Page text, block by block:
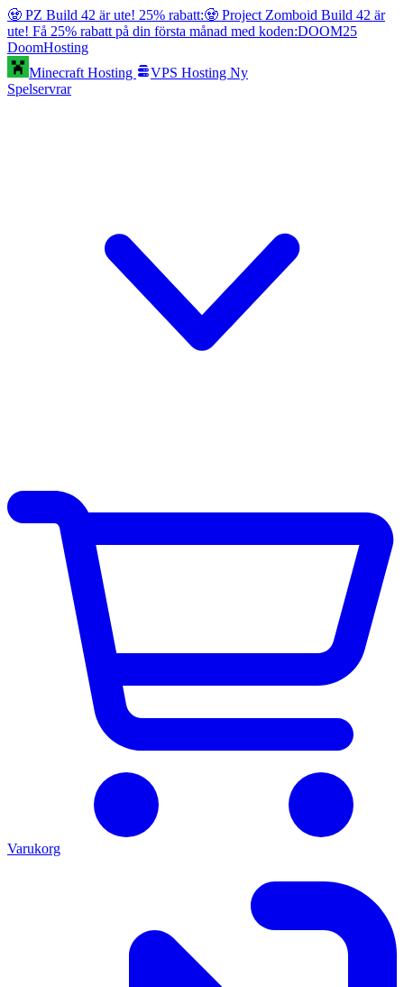
🧟 PZ Build 42 är ute! 25% rabatt:🧟 Project Zomboid Build 42 är
ute! Få 25% rabatt på din första månad med koden:DOOM25
DoomHosting
Minecraft Hosting
VPS Hosting Ny
Spelservrar
Varukorg